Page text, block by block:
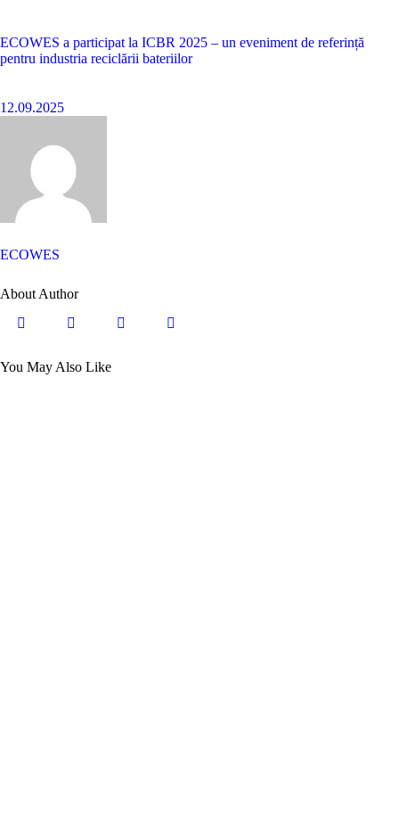
ECOWES a participat la ICBR 2025 – un eveniment de referință
pentru industria reciclării bateriilor
12.09.2025
ECOWES
About Author
You May Also Like